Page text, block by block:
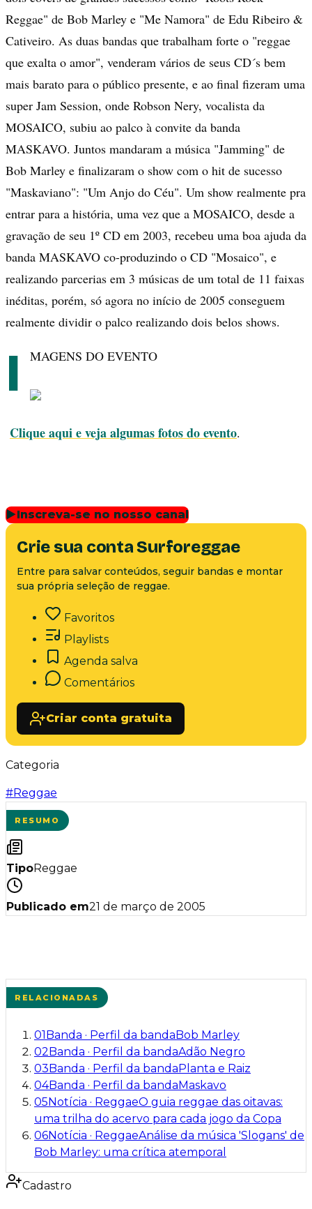
Reggae" de Bob Marley e "Me Namora" de Edu Ribeiro &
Cativeiro. As duas bandas que trabalham forte o "reggae
que exalta o amor", venderam vários de seus CD´s bem
mais barato para o público presente, e ao final fizeram uma
super Jam Session, onde Robson Nery, vocalista da
MOSAICO, subiu ao palco à convite da banda
MASKAVO. Juntos mandaram a música "Jamming" de
Bob Marley e finalizaram o show com o hit de sucesso
"Maskaviano": "Um Anjo do Céu". Um show realmente pra
entrar para a história, uma vez que a MOSAICO, desde a
gravação de seu 1º CD em 2003, recebeu uma boa ajuda da
banda MASKAVO co-produzindo o CD "Mosaico", e
realizando parcerias em 3 músicas de um total de 11 faixas
inéditas, porém, só agora no início de 2005 conseguem
realmente dividir o palco realizando dois belos shows.
I MAGENS DO EVENTO
Clique aqui e veja algumas fotos do evento.
▶Inscreva-se no nosso canal
Crie sua conta Surforeggae
Entre para salvar conteúdos, seguir bandas e montar
sua própria seleção de reggae.
Favoritos
Playlists
Agenda salva
Comentários
Criar conta gratuita
Categoria
#Reggae
RESUMO
TipoReggae
Publicado em21 de março de 2005
RELACIONADAS
01 Banda · Perfil da banda Bob Marley
02 Banda · Perfil da bandaAdão Negro
03 Banda · Perfil da banda Planta e Raiz
04Banda · Perfil da banda Maskavo
05 Notícia · ReggaeO guia reggae das oitavas:
uma trilha do acervo para cada jogo da Copa
06Notícia · ReggaeAnálise da música 'Slogans' de
Bob Marley: uma crítica atemporal
Cadastro